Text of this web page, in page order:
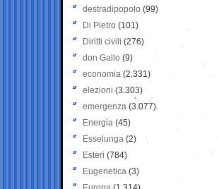
destradipopolo (99)
Di Pietro (101)
Diritti civili (276)
don Gallo (9)
economia (2.331)
elezioni (3.303)
emergenza (3.077)
Energia (45)
Esselunga (2)
Esteri (784)
Eugenetica (3)